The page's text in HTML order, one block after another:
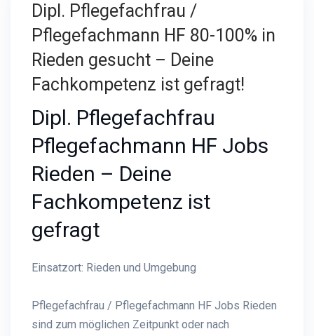
Dipl. Pflegefachfrau /
Pflegefachmann HF 80-100% in
Rieden gesucht – Deine
Fachkompetenz ist gefragt!
Dipl. Pflegefachfrau
Pflegefachmann HF Jobs
Rieden – Deine
Fachkompetenz ist
gefragt
Einsatzort: Rieden und Umgebung
Pflegefachfrau / Pflegefachmann HF Jobs Rieden
sind zum möglichen Zeitpunkt oder nach